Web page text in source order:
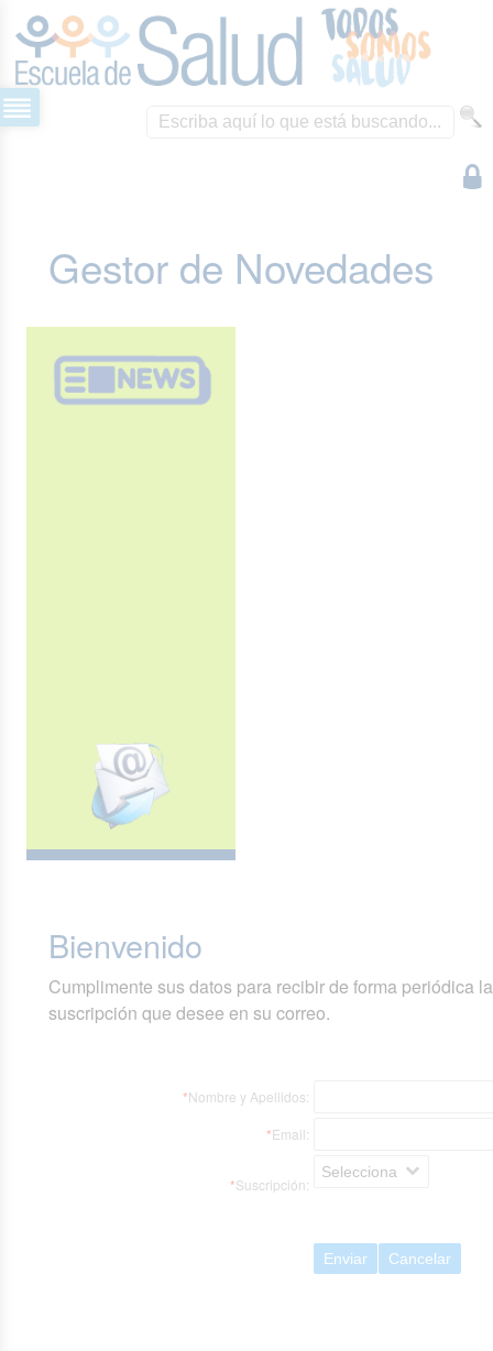
Gestor de Novedades
Bienvenido
Cumplimente sus datos para recibir de forma periódica
suscripción que desee en su correo.
*Nombre y Apellidos:
*Email:
*Suscripción:
Selecciona
Enviar Cancelar